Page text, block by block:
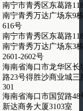
南宁市青秀区东葛路
南宁青秀万达广场东9
616号
南宁市青秀区东葛路
南宁青秀万达广场东3
2601-2602号
海南省海口市龙华区长
路23号得胜沙商业城三
301
海南省海口市国贸路48
新达商务大厦3103室